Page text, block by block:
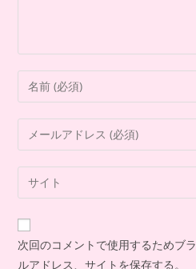
次回のコメントで使用するためブ
ルアドレス、サイトを保存する。